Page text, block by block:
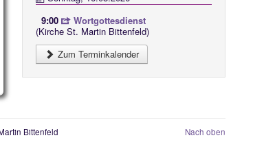
9:00
Wortgottesdienst
(Kirche St. Martin Bittenfeld)
Zum Terminkalender
Nach oben
Bittenfeld